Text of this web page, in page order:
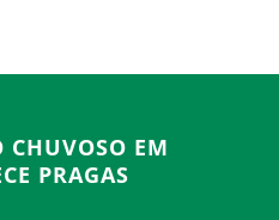
CHUVOSO EM
PRAGAS